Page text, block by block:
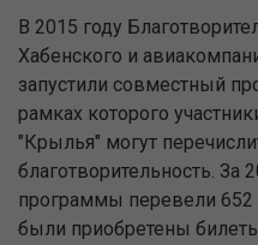
В 2015 году
Хабенского и
запустили совместный
рамках которого
"Крылья" могут
благотворительность. За
программы перевели 652
были приобретены